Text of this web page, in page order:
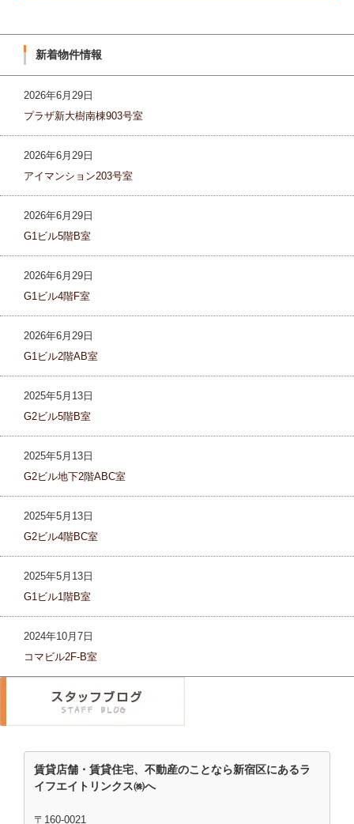
新着物件情報
2026年6月29日
プラザ新大樹南棟903号室
2026年6月29日
アイマンション203号室
2026年6月29日
G1ビル5階B室
2026年6月29日
G1ビル4階F室
2026年6月29日
G1ビル2階AB室
2025年5月13日
G2ビル5階B室
2025年5月13日
G2ビル地下2階ABC室
2025年5月13日
G2ビル4階BC室
2025年5月13日
G1ビル1階B室
2024年10月7日
コマビル2F-B室
賃貸店舗・賃貸住宅、不動産のことなら新宿区にあるラ
イフエイトリンクス㈱へ
〒160-0021